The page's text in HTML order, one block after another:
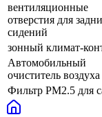
вентиляционные
отверстия для
сидений
зонный климат-
Автомобильный
очиститель воздуха
Фильтр PM2.5 для